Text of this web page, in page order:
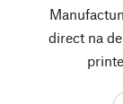
direct na